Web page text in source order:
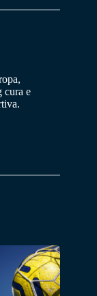
cura e